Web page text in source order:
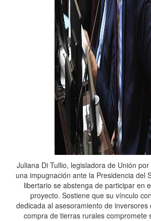
Juliana Di Tullio, legisladora de Unión
una impugnación ante la Presidencia del
libertario se abstenga de participar en
proyecto. Sostiene que su vínculo
dedicada al asesoramiento de
compra de tierras rurales compromete